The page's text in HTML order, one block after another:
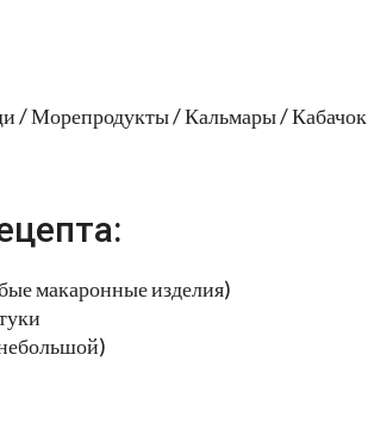
/ Морепродукты / Кальмары / Кабачок
макаронные изделия)